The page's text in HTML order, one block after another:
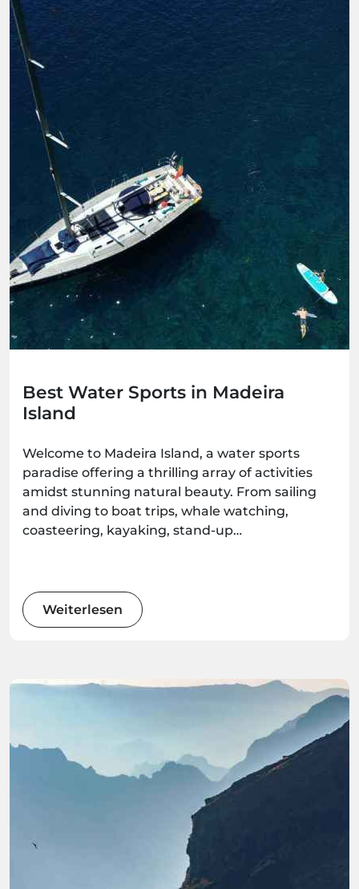
Best Water Sports in Madeira
Island
Welcome to Madeira Island, a water sports
paradise offering a thrilling array of activities
amidst stunning natural beauty. From sailing
and diving to boat trips, whale watching,
coasteering, kayaking, stand-up
Get ready to immerse yourself in the wonders
of this Atlantic gem as we explore the best
water sports the island has to offer.
Weiterlesen